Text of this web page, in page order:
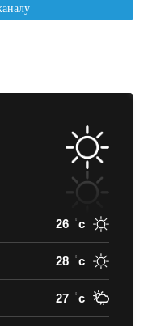
26 c
28 c
27 c